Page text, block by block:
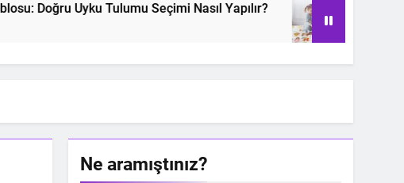
Uyku Tulumu Seçimi Nasıl Yapılır?
2 Years Ago
Ne aramıştınız?